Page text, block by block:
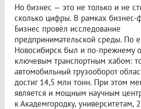
Но бизнес — это не только и не
сколько цифры. В рамках бизнес-
Бизнес провёл исследование
предпринимательской среды. По
Новосибирск был и по-прежнему
ключевым транспортным хабом:
автомобильный грузооборот
достиг 14,5 млн тонн. При этом
является и мощным научным
к Академгородку, университетам,